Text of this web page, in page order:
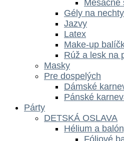
Mesačné
Gély na nechty
Jazvy
Latex
Make-up
Rúž a lesk na
Masky
Pre dospelých
Dámské
Pánské
Párty
DETSKÁ OSLAVA
Hélium a
Fóliové